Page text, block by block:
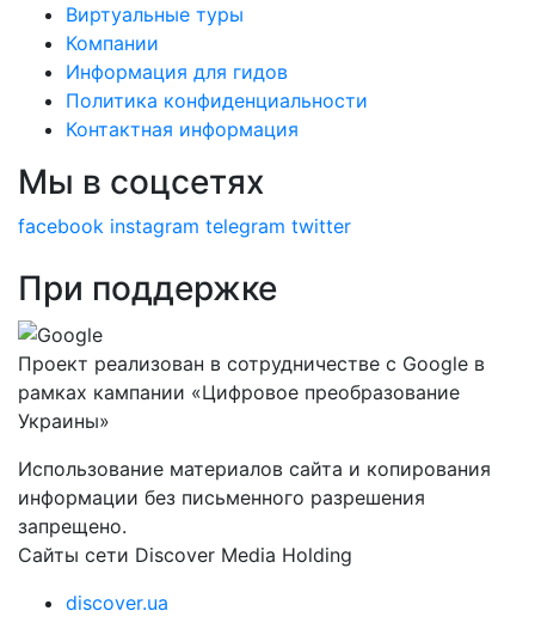
Виртуальные туры
Компании
Информация для гидов
Политика конфиденциальности
Контактная информация
Мы в соцсетях
facebook instagram telegram twitter
При поддержке
Проект реализован в сотрудничестве с Google в
рамках кампании «Цифровое преобразование
Украины»
Использование материалов сайта и копирования
информации без письменного разрешения
запрещено.
Сайты сети Discover Media Holding
discover.ua